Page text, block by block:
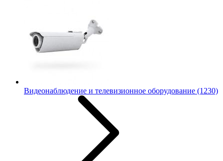
Видеонаблюдение и телевизионное оборудование (1230)